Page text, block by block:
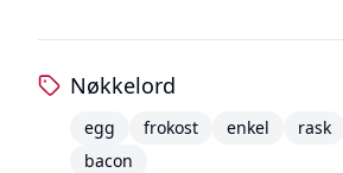
Nøkkelord
egg frokost enkel rask
bacon